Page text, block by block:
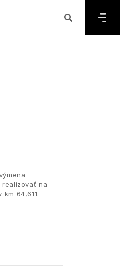
realizovať na
64,611.